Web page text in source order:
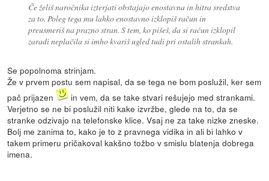
Če želiš naročnika izterjati obstajajo enostavna in hitra sredstva
za to. Poleg tega mu lahko enostavno izklopiš račun in
preusmeriš na prazno stran. S tem, ko pišeš, da si račun izklopil
zaradi neplačila si imho kvariš ugled tudi pri ostalih strankah.
Se popolnoma strinjam.
Že v prvem postu sem napisal, da se tega ne bom poslužil, ker sem
pač prijazen
in vem, da se take stvari rešujejo med strankami.
Verjetno se ne bi poslužil niti kake izvržbe, glede na to, da se
stranke odzivajo na telefonske klice. Vsaj ne za take nizke zneske.
Bolj me zanima to, kako je to z pravnega vidika in ali bi lahko v
takem primeru pričakoval kakšno tožbo v smislu blatenja dobrega
imena.